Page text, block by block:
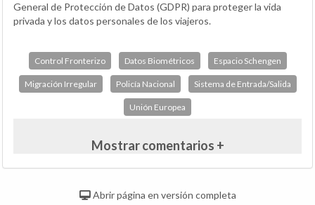
General de Protección de Datos (GDPR) para proteger la vida
privada y los datos personales de los viajeros.
Control Fronterizo Datos Biométricos Espacio Schengen
Migración Irregular Policía Nacional Sistema de Entrada/Salida
Unión Europea
Mostrar comentarios +
Abrir página en versión completa